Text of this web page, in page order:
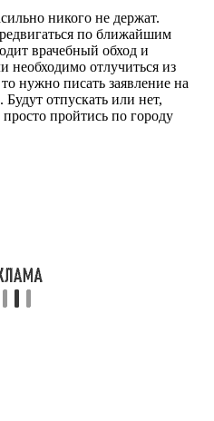
никого не держат.
по ближайшим
врачебный обход и
необходимо отлучиться из
нужно писать заявление на
отпускать или нет,
пройтись по городу